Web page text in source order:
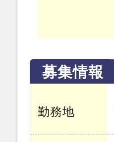
募集情報
勤務地